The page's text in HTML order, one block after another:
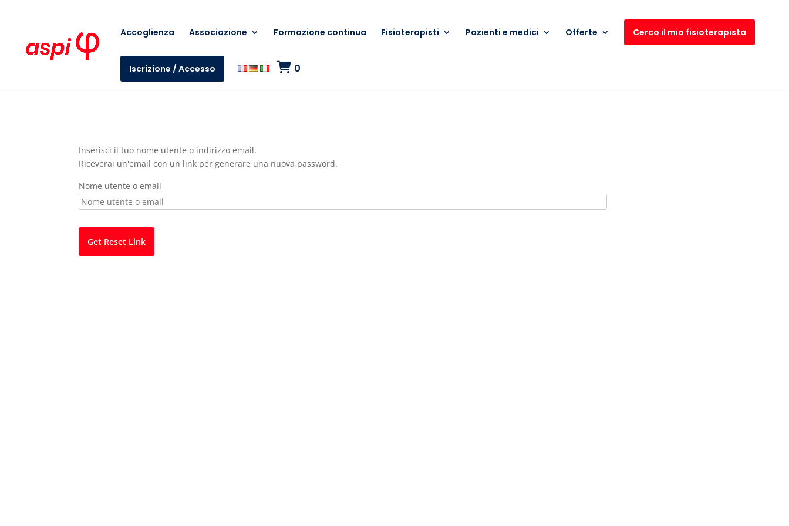
Accoglienza Associazione Formazione continua Fisioterapisti Pazienti e medici Offerte Cerco il mio fisioterapista
Iscrizione / Accesso 0
Inserisci il tuo nome utente o indirizzo email.
Riceverai un'email con un link per generare una nuova password.
Nome utente o email